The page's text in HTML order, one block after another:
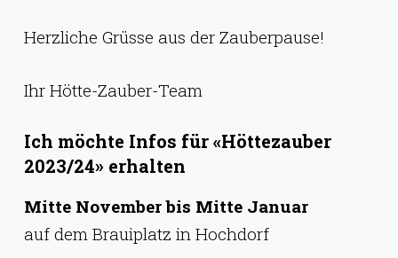
Herzliche Grüsse aus der Zauberpause!
Ihr Hötte-Zauber-Team
Ich möchte Infos für «Höttezauber
2023/24» erhalten
Mitte November bis Mitte Januar
auf dem Brauiplatz in Hochdorf